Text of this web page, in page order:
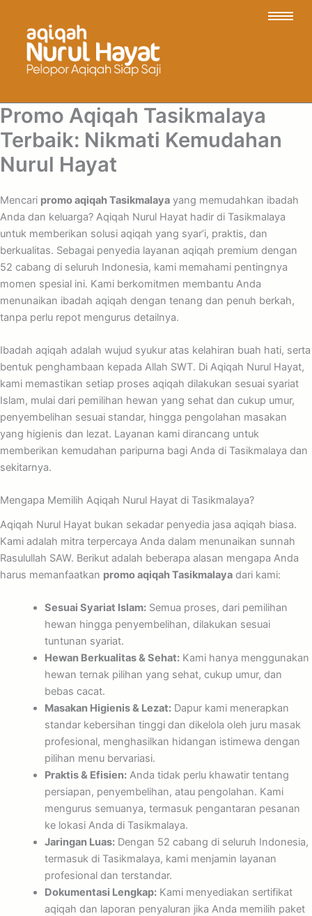
Promo Aqiqah Tasikmalaya
Terbaik: Nikmati Kemudahan
Nurul Hayat
Mencari promo aqiqah Tasikmalaya yang memudahkan ibadah
Anda dan keluarga? Aqiqah Nurul Hayat hadir di Tasikmalaya
untuk memberikan solusi aqiqah yang syar’i, praktis, dan
berkualitas. Sebagai penyedia layanan aqiqah premium dengan
52 cabang di seluruh Indonesia, kami memahami pentingnya
momen spesial ini. Kami berkomitmen membantu Anda
menunaikan ibadah aqiqah dengan tenang dan penuh berkah,
tanpa perlu repot mengurus detailnya.
Ibadah aqiqah adalah wujud syukur atas kelahiran buah hati, serta
bentuk penghambaan kepada Allah SWT. Di Aqiqah Nurul Hayat,
kami memastikan setiap proses aqiqah dilakukan sesuai syariat
Islam, mulai dari pemilihan hewan yang sehat dan cukup umur,
penyembelihan sesuai standar, hingga pengolahan masakan
yang higienis dan lezat. Layanan kami dirancang untuk
memberikan kemudahan paripurna bagi Anda di Tasikmalaya dan
sekitarnya.
Mengapa Memilih Aqiqah Nurul Hayat di Tasikmalaya?
Aqiqah Nurul Hayat bukan sekadar penyedia jasa aqiqah biasa.
Kami adalah mitra terpercaya Anda dalam menunaikan sunnah
Rasulullah SAW. Berikut adalah beberapa alasan mengapa Anda
harus memanfaatkan promo aqiqah Tasikmalaya dari kami:
Sesuai Syariat Islam:Semua proses, dari pemilihan
hewan hingga penyembelihan, dilakukan sesuai
tuntunan syariat.
Hewan Berkualitas & Sehat:Kami hanya menggunakan
hewan ternak pilihan yang sehat, cukup umur, dan
bebas cacat.
Masakan Higienis & Lezat:Dapur kami menerapkan
standar kebersihan tinggi dan dikelola oleh juru masak
profesional, menghasilkan hidangan istimewa dengan
pilihan menu bervariasi.
Praktis & Efisien:Anda tidak perlu khawatir tentang
persiapan, penyembelihan, atau pengolahan. Kami
mengurus semuanya, termasuk pengantaran pesanan
ke lokasi Anda di Tasikmalaya.
Jaringan Luas:Dengan 52 cabang di seluruh Indonesia,
termasuk di Tasikmalaya, kami menjamin layanan
profesional dan terstandar.
Dokumentasi Lengkap:Kami menyediakan sertifikat
aqiqah dan laporan penyaluran jika Anda memilih paket